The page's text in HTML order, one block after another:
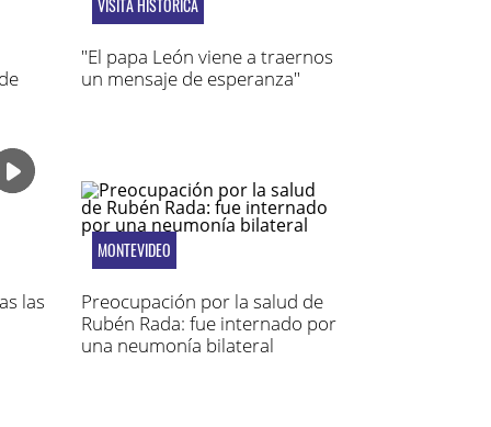
VISITA HISTÓRICA
"El papa León viene a traernos
un mensaje de esperanza"
las
MONTEVIDEO
Preocupación por la salud de
Rubén Rada: fue internado por
una neumonía bilateral